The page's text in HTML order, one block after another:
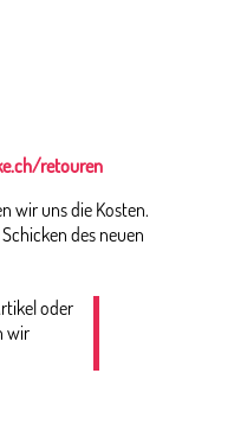
retouren
wir uns die Kosten.
des neuen
oder
wir